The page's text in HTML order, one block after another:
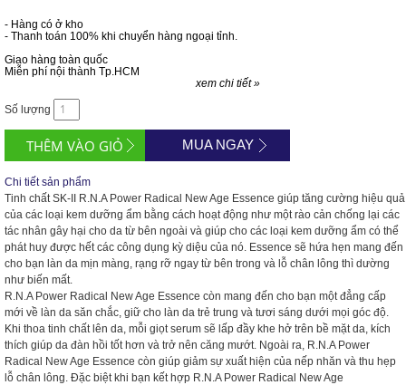
- Hàng có ở kho
- Thanh toán 100% khi chuyển hàng ngoại tỉnh.
Giao hàng toàn quốc
Miễn phí nội thành Tp.HCM
xem chi tiết »
Số lượng
MUA NGAY
Chi tiết sản phẩm
Tinh chấtSK-II R.N.A Power Radical New Age Essence giúp tăng cường hiệu quả
của các loại kem dưỡng ẩm bằng cách hoạt động như một rào cản chống lại các
tác nhân gây hại cho da từ bên ngoài và giúp cho các loại kem dưỡng ẩm có thể
phát huy được hết các công dụng kỳ diệu của nó. Essence sẽ hứa hẹn mang đến
cho bạn làn da mịn màng, rạng rỡ ngay từ bên trong và lỗ chân lông thì dường
như biến mất.
R.N.A Power Radical New Age Essence còn mang đến cho bạn một đẳng cấp
mới về làn da săn chắc, giữ cho làn da trẻ trung và tươi sáng dưới mọi góc độ.
Khi thoa tinh chất lên da, mỗi giọt serum sẽ lấp đầy khe hở trên bề mặt da, kích
thích giúp da đàn hồi tốt hơn và trở nên căng mướt. Ngoài ra, R.N.A Power
Radical New Age Essence còn giúp giảm sự xuất hiện của nếp nhăn và thu hẹp
lỗ chân lông. Đặc biệt khi bạn kết hợp R.N.A Power Radical New Age